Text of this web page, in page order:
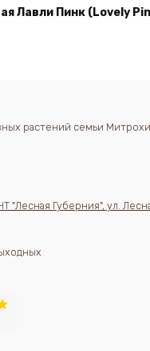
Лавли Пинк (Lovely
растений семьи
"Лесная Губерния", ул.